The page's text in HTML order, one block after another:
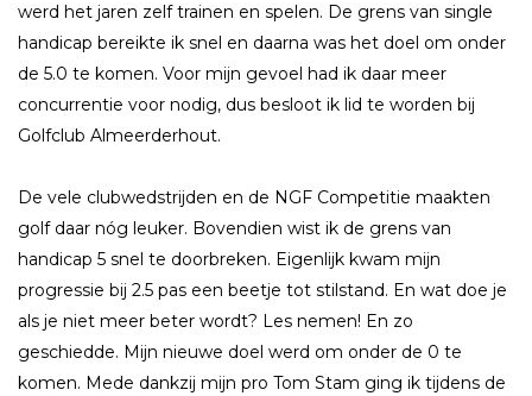
werd het jaren zelf trainen en spelen. De grens van single
handicap bereikte ik snel en daarna was het doel om onder
de 5.0 te komen. Voor mijn gevoel had ik daar meer
concurrentie voor nodig, dus besloot ik lid te worden bij
Golfclub Almeerderhout.
De vele clubwedstrijden en de NGF Competitie maakten
golf daar nóg leuker. Bovendien wist ik de grens van
handicap 5 snel te doorbreken. Eigenlijk kwam mijn
progressie bij 2.5 pas een beetje tot stilstand. En wat doe je
als je niet meer beter wordt? Les nemen! En zo
geschiedde. Mijn nieuwe doel werd om onder de 0 te
komen. Mede dankzij mijn pro Tom Stam ging ik tijdens de